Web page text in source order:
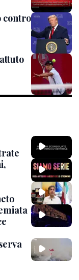
contro